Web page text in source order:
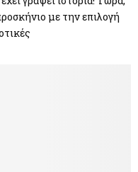
με την επιλογή